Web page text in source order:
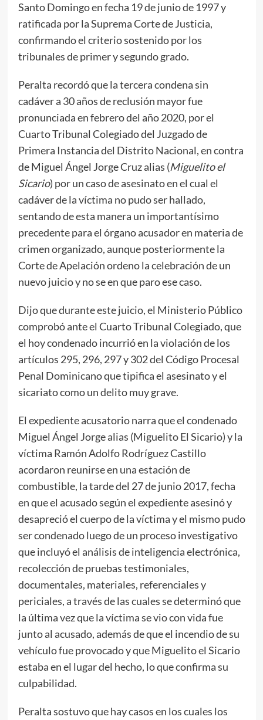
Santo Domingo en fecha 19 de junio de 1997 y
ratificada por la Suprema Corte de Justicia,
confirmando el criterio sostenido por los
tribunales de primer y segundo grado.
Peralta recordó que la tercera condena sin
cadáver a 30 años de reclusión mayor fue
pronunciada en febrero del año 2020, por el
Cuarto Tribunal Colegiado del Juzgado de
Primera Instancia del Distrito Nacional, en contra
de Miguel Ángel Jorge Cruz alias (Miguelito el
Sicario) por un caso de asesinato en el cual el
cadáver de la víctima no pudo ser hallado,
sentando de esta manera un importantísimo
precedente para el órgano acusador en materia de
crimen organizado, aunque posteriormente la
Corte de Apelación ordeno la celebración de un
nuevo juicio y no se en que paro ese caso.
Dijo que durante este juicio, el Ministerio Público
comprobó ante el Cuarto Tribunal Colegiado, que
el hoy condenado incurrió en la violación de los
artículos 295, 296, 297 y 302 del Código Procesal
Penal Dominicano que tipifica el asesinato y el
sicariato como un delito muy grave.
El expediente acusatorio narra que el condenado
Miguel Ángel Jorge alias (Miguelito El Sicario) y la
víctima Ramón Adolfo Rodríguez Castillo
acordaron reunirse en una estación de
combustible, la tarde del 27 de junio 2017, fecha
en que el acusado según el expediente asesinó y
desapreció el cuerpo de la víctima y el mismo pudo
ser condenado luego de un proceso investigativo
que incluyó el análisis de inteligencia electrónica,
recolección de pruebas testimoniales,
documentales, materiales, referenciales y
periciales, a través de las cuales se determinó que
la última vez que la víctima se vio con vida fue
junto al acusado, además de que el incendio de su
vehículo fue provocado y que Miguelito el Sicario
estaba en el lugar del hecho, lo que confirma su
culpabilidad.
Peralta sostuvo que hay casos en los cuales los